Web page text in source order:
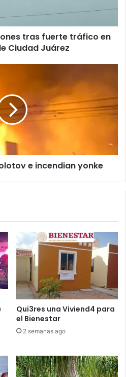
tras fuerte tráfico en
Ciudad Juárez
e incendian yonke
Qui3res una Viviend4 para
el Bienestar
2 semanas ago